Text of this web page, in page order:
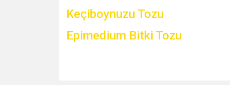
Keçiboynuzu Tozu
Epimedium Bitki Tozu